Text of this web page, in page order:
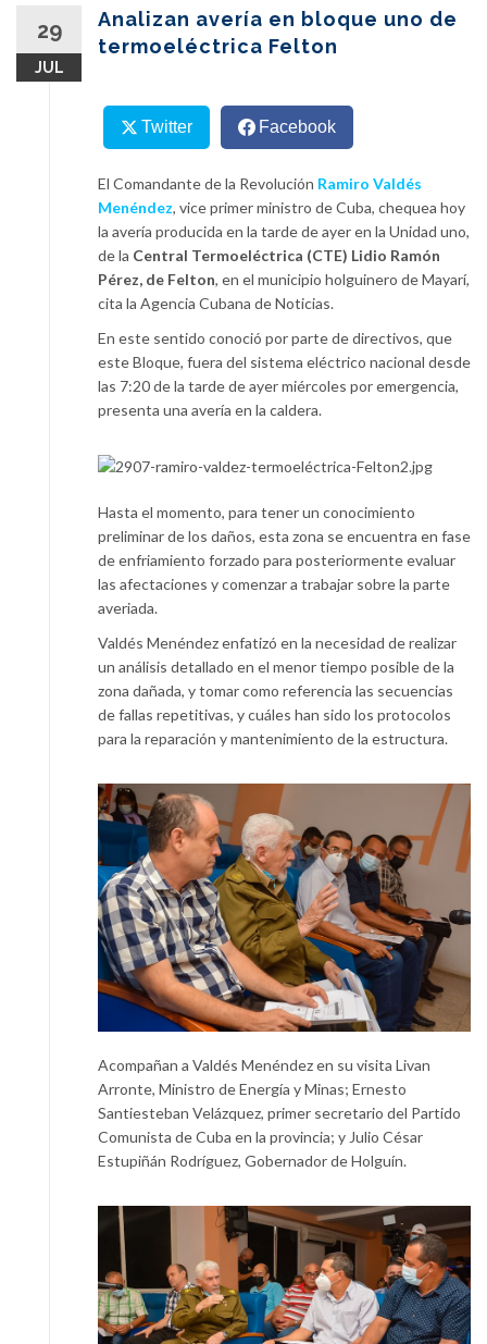
29
JUL
Analizan avería en bloque uno de
termoeléctrica Felton
Twitter Facebook
El Comandante de la Revolución Ramiro Valdés
Menéndez, vice primer ministro de Cuba, chequea hoy
la avería producida en la tarde de ayer en la Unidad uno,
de la Central Termoeléctrica (CTE) Lidio Ramón
Pérez, de Felton, en el municipio holguinero de Mayarí,
cita la Agencia Cubana de Noticias.
En este sentido conoció por parte de directivos, que
este Bloque, fuera del sistema eléctrico nacional desde
las 7:20 de la tarde de ayer miércoles por emergencia,
presenta una avería en la caldera.
Hasta el momento, para tener un conocimiento
preliminar de los daños, esta zona se encuentra en fase
de enfriamiento forzado para posteriormente evaluar
las afectaciones y comenzar a trabajar sobre la parte
averiada.
Valdés Menéndez enfatizó en la necesidad de realizar
un análisis detallado en el menor tiempo posible de la
zona dañada, y tomar como referencia las secuencias
de fallas repetitivas, y cuáles han sido los protocolos
para la reparación y mantenimiento de la estructura.
Acompañan a Valdés Menéndez en su visita Livan
Arronte, Ministro de Energía y Minas; Ernesto
Santiesteban Velázquez, primer secretario del Partido
Comunista de Cuba en la provincia; y Julio César
Estupiñán Rodríguez, Gobernador de Holguín.